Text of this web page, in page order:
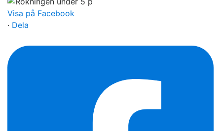
Visa på Facebook
· Dela